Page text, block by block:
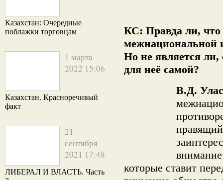
Казахстан: Очередные
поблажки торговцам
1 марта
2022 15:06
Казахстан. Красноречивый
факт
21
сентября
2021 17:48
ЛИБЕРАЛ И ВЛАСТЬ. Часть
КС: Правда ли, что
межнациональной
Но не является ли,
для неё самой?
В.Д.
которые ставит